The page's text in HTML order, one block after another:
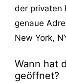
der privaten
genaue
New York,
Wann hat
geöffnet?